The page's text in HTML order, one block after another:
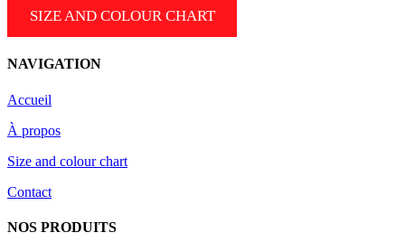
SIZE AND COLOUR CHART
NAVIGATION
Accueil
À propos
Size and colour chart
Contact
NOS PRODUITS